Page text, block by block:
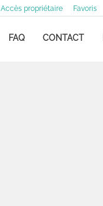
Favoris
Accès propriétaire
FAQ CONTACT